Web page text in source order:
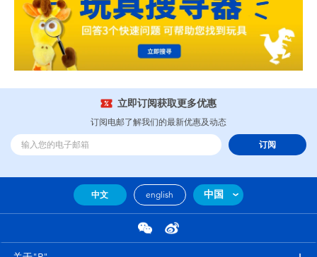
立即订阅获取更多优惠
订阅电邮了解我们的最新优惠及动态
订阅
中文 english 中国